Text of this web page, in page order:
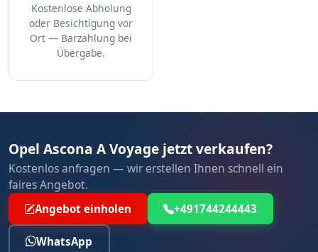
Kostenlose Abholung
oder Besichtigung vor
Ort — Barzahlung bei
Übergabe.
Opel Ascona A Voyage jetzt verkaufen?
Kostenlos anfragen — wir erstellen Ihnen schnell ein
faires Angebot.
Angebot einholen +491744244443
WhatsApp